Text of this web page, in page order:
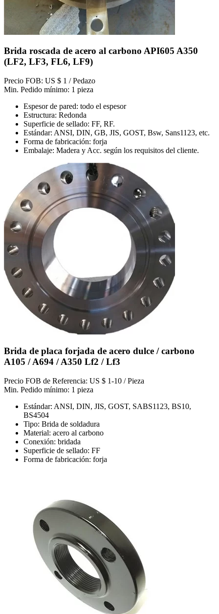
Brida roscada de acero al carbono API605 A350
(LF2, LF3, FL6, LF9)
Precio FOB: US $ 1 / Pedazo
Min. Pedido mínimo: 1 pieza
Espesor de pared: todo el espesor
Estructura: Redonda
Superficie de sellado: FF, RF.
Estándar: ANSI, DIN, GB, JIS, GOST, Bsw, Sans1123, etc.
Forma de fabricación: forja
Embalaje: Madera y Acc. según los requisitos del cliente.
Brida de placa forjada de acero dulce / carbono
A105 / A694 / A350 Lf2 / Lf3
Precio FOB de Referencia: US $ 1-10 / Pieza
Min. Pedido mínimo: 1 pieza
Estándar: ANSI, DIN, JIS, GOST, SABS1123, BS10,
BS4504
Tipo: Brida de soldadura
Material: acero al carbono
Conexión: bridada
Superficie de sellado: FF
Forma de fabricación: forja